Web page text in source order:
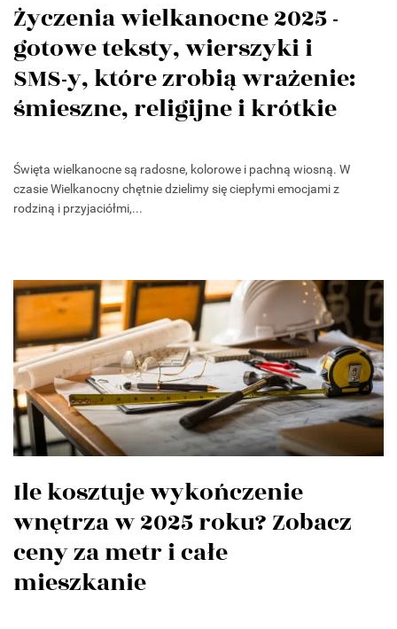
Życzenia wielkanocne 2025 -
gotowe teksty, wierszyki i
SMS-y, które zrobią wrażenie:
śmieszne, religijne i krótkie
Święta wielkanocne są radosne, kolorowe i pachną wiosną. W
czasie Wielkanocny chętnie dzielimy się ciepłymi emocjami z
rodziną i przyjaciółmi,...
Ile kosztuje wykończenie
wnętrza w 2025 roku? Zobacz
ceny za metr i całe
mieszkanie